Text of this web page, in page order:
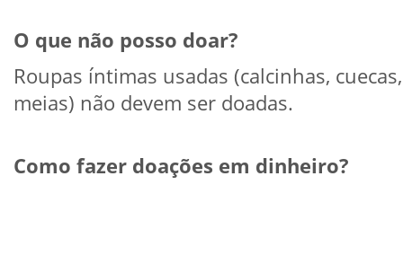
O que não posso doar?
Roupas íntimas usadas (calcinhas, cuecas,
meias) não devem ser doadas.
Como fazer doações em dinheiro?